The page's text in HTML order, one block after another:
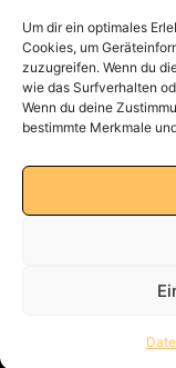
Um dir ein optimales
Cookies, um
zuzugreifen. Wenn du
wie das Surfverhalten
Wenn du deine
bestimmte Merkmale